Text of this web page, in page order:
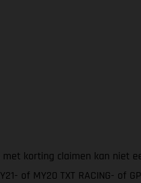
met korting claimen kan niet
of MY20 TXT RACING-